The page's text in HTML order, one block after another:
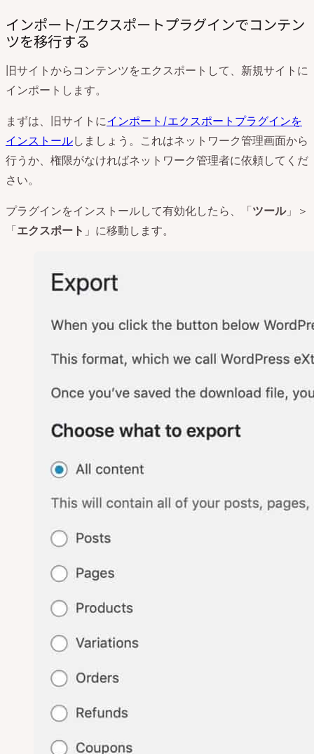
インポート/エクスポートプラグインでコンテン
ツを移行する
旧サイトからコンテンツをエクスポートして、新規サイトに
インポートします。
まずは、旧サイトにインポート/エクスポートプラグインを
インストールしましょう。これはネットワーク管理画面から
行うか、権限がなければネットワーク管理者に依頼してくだ
さい。
プラグインをインストールして有効化したら、「ツール」＞
「エクスポート 」に移動します。